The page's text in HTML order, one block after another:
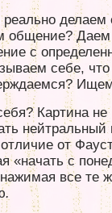
общение?
с
себе,
Картина
от
«начать с
нажимая все те
.